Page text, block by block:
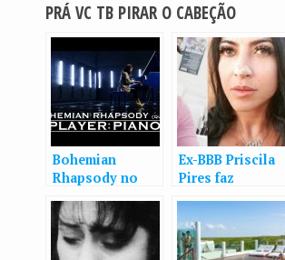
PRÁ VC TB PIRAR O CABEÇÃO
Bohemian
Rhapsody no
Ex-BBB Priscila
Pires faz
e nariz e exibe o
resultado:
‘Amando’